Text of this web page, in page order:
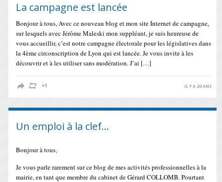
La campagne est lancée
Bonjour à tous, Avec ce nouveau blog et mon site Internet de campagne,
sur lesquels avec Jérôme Maleski mon suppléant, je suis heureuse de
vous accueillir, c’est notre campagne électorale pour les législatives dans
la 4ème circonscription de Lyon qui est lancée. Je vous invite à les
découvrir et à les utiliser sans modération. J’ai […]
IL Y A 20 ANS
Un emploi à la clef…
Bonjour à tous,
Je vous parle rarement sur ce blog de mes activités professionnelles à la
mairie, en tant que membre du cabinet de Gérard COLLOMB. Pourtant